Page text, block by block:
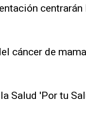
centrarán
cáncer de
Salud 'Por tu